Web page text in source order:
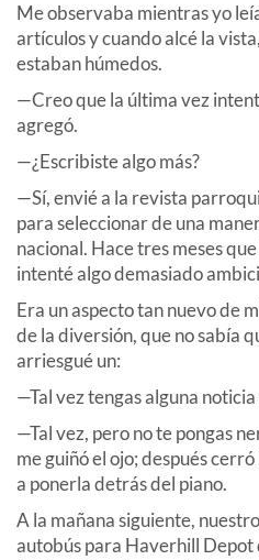
Me observaba mientras yo
artículos y cuando alcé la
estaban húmedos.
—Creo que la última vez
agregó.
—¿Escribiste algo más?
—Sí, envié a la revista
para seleccionar de una
nacional. Hace tres meses
intenté algo demasiado
Era un aspecto tan nuevo de
de la diversión, que no sabía
arriesgué un:
—Tal vez tengas alguna
—Tal vez, pero no te pongas
me guiñó el ojo; después
a ponerla detrás del piano.
A la mañana siguiente,
autobús para Haverhill Depot